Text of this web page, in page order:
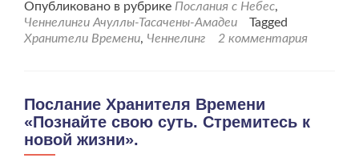
Хранителей
Времени
Опубликовано в рубрике Послания с Небес,
Ченнелинги Ачуллы-Тасачены-Амадеи
Tagged
Хранители Времени, Ченнелинг 2 комментария
Послание Хранителя Времени
«Познайте свою суть. Стремитесь к
новой жизни».